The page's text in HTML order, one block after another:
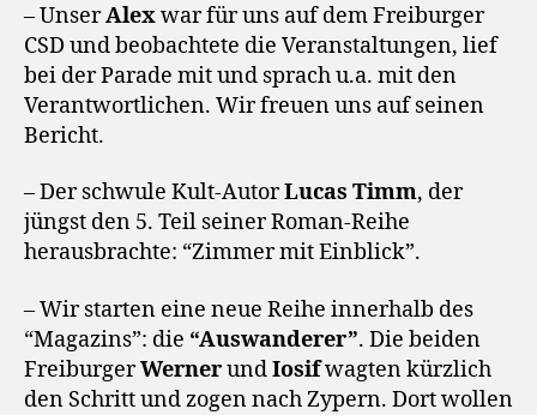
– UnserAlexwar für uns auf dem Freiburger
CSD und beobachtete die Veranstaltungen, lief
bei der Parade mit und sprach u.a. mit den
Verantwortlichen. Wir freuen uns auf seinen
Bericht.
– Der schwule Kult-AutorLucas Timm, der
jüngst den 5. Teil seiner Roman-Reihe
herausbrachte: “Zimmer mit Einblick”.
– Wir starten eine neue Reihe innerhalb des
“Magazins”: die “Auswanderer”. Die beiden
FreiburgerWernerundIosifwagten kürzlich
den Schritt und zogen nach Zypern. Dort wollen